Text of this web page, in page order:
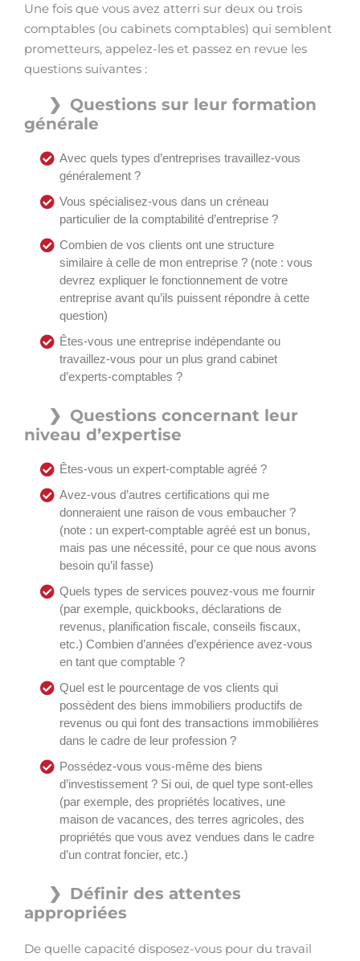
Une fois que vous avez atterri sur deux ou trois
comptables (ou cabinets comptables) qui semblent
prometteurs, appelez-les et passez en revue les
questions suivantes :
Questions sur leur formation
générale
Avec quels types d’entreprises travaillez-vous
généralement ?
Vous spécialisez-vous dans un créneau
particulier de la comptabilité d’entreprise ?
Combien de vos clients ont une structure
similaire à celle de mon entreprise ? (note : vous
devrez expliquer le fonctionnement de votre
entreprise avant qu’ils puissent répondre à cette
question)
Êtes-vous une entreprise indépendante ou
travaillez-vous pour un plus grand cabinet
d’experts-comptables ?
Questions concernant leur
niveau d’expertise
Êtes-vous un expert-comptable agréé ?
Avez-vous d’autres certifications qui me
donneraient une raison de vous embaucher ?
(note : un expert-comptable agréé est un bonus,
mais pas une nécessité, pour ce que nous avons
besoin qu’il fasse)
Quels types de services pouvez-vous me fournir
(par exemple, quickbooks, déclarations de
revenus, planification fiscale, conseils fiscaux,
etc.) Combien d’années d’expérience avez-vous
en tant que comptable ?
Quel est le pourcentage de vos clients qui
possèdent des biens immobiliers productifs de
revenus ou qui font des transactions immobilières
dans le cadre de leur profession ?
Possédez-vous vous-même des biens
d’investissement ? Si oui, de quel type sont-elles
(par exemple, des propriétés locatives, une
maison de vacances, des terres agricoles, des
propriétés que vous avez vendues dans le cadre
d’un contrat foncier, etc.)
Définir des attentes
appropriées
De quelle capacité disposez-vous pour du travail